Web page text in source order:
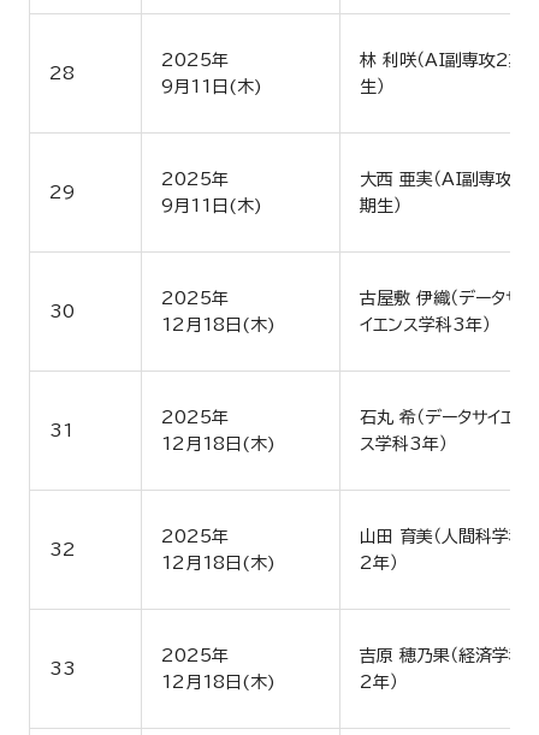
28
2025年
9月11日(木)
林 利咲（AI副専攻2期
生）
29
2025年
9月11日(木)
大西 亜実（AI副専攻2
期生）
30
2025年
12月18日(木)
古屋敷 伊織（データサ
イエンス学科3年）
31
2025年
12月18日(木)
石丸 希（データサイエン
ス学科3年）
32
2025年
12月18日(木)
山田 育美（人間科学科
2年）
33
2025年
12月18日(木)
吉原 穂乃果（経済学科
2年）